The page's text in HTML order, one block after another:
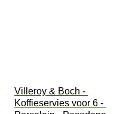
Villeroy & Boch -
Koffieservies voor 6 -